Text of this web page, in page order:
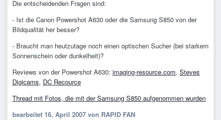
Die entscheidenden Fragen sind:
- Ist die Canon Powershot A630 oder die Samsung S850 von der
Bildqualität her besser?
- Braucht man heutzutage noch einen optischen Sucher (bei starkem
Sonnenschein oder dunkelheit)?
Reviews von der Powershot A630: imaging-resource.com, Steves
Digicams, DC Recource
Thread mit Fotos, die mit der Samsung S850 aufgenommen wurden
bearbeitet 16. April 2007 von RAPID FAN